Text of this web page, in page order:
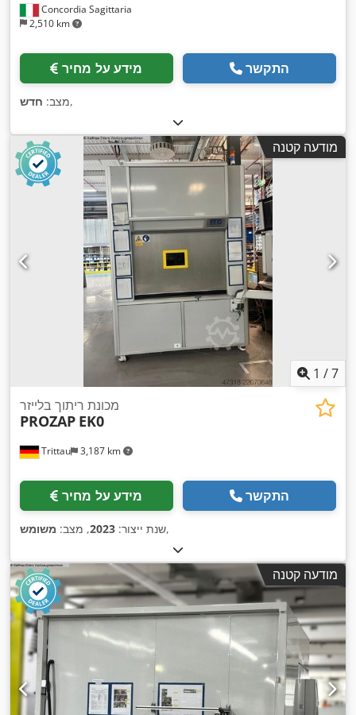
Concordia Sagittaria
2,510 km
מידע על מחיר התקשר
מצב: חדש ,
מודעה קטנה
1 /7
Trittau 3,187 km
מכונת ריתוך בלייזר
PROZAP EK0
מידע על מחיר התקשר
שנת ייצור: 2023, מצב: משומש ,
מודעה קטנה